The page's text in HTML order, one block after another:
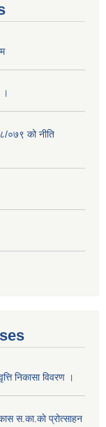
।
०७९ को नीति
निकासा विवरण ।
स.का.काे प्रोत्साहन